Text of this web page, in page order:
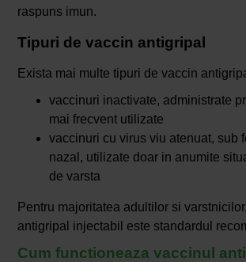
raspuns imun.
Tipuri de vaccin antigripal
Exista mai multe tipuri de vaccin
vaccinuri inactivate, administrate
mai frecvent utilizate
vaccinuri cu virus viu atenuat, sub
nazal, utilizate doar in anumite
de varsta
Pentru majoritatea adultilor si
antigripal injectabil este standardul
Cum functioneaza vaccinul